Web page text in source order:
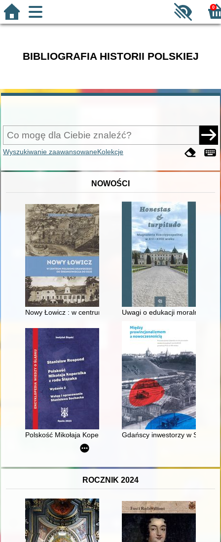
0
BIBLIOGRAFIA HISTORII POLSKIEJ
Wyszukiwanie zaawansowaneKolekcje
NOWOŚCI
Nowy Łowicz : w centrum poligonu drawskiego od
Uwagi o edukacji moralnej
Polskość Mikołaja Kopernika z rodu Ślązaka
Gdańscy inwestorzy w
ROCZNIK 2024